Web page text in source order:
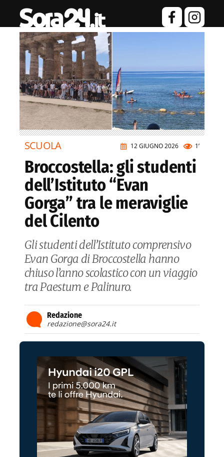
12 GIUGNO 2026 1’
SCUOLA
Broccostella: gli studenti
dell’Istituto “Evan
Gorga” tra le meraviglie
del Cilento
Gli studenti dell’Istituto comprensivo
Evan Gorga di Broccostella hanno
chiuso l’anno scolastico con un viaggio
tra Paestum e Palinuro.
Redazione
redazione@sora24.it